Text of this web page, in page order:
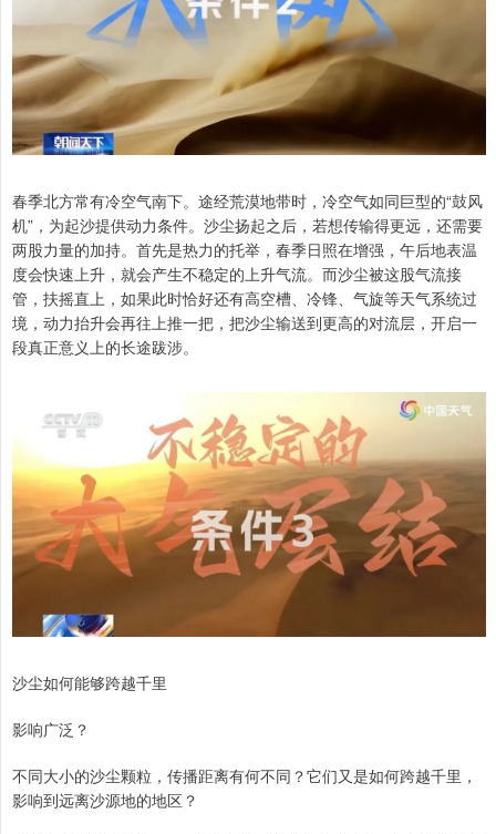
春季北方常有冷空气南下。途经荒漠地带时，冷空气如同巨型的“鼓风
机”，为起沙提供动力条件。沙尘扬起之后，若想传输得更远，还需要
两股力量的加持。首先是热力的托举，春季日照在增强，午后地表温
度会快速上升，就会产生不稳定的上升气流。而沙尘被这股气流接
管，扶摇直上，如果此时恰好还有高空槽、冷锋、气旋等天气系统过
境，动力抬升会再往上推一把，把沙尘输送到更高的对流层，开启一
段真正意义上的长途跋涉。
沙尘如何能够跨越千里
影响广泛？
不同大小的沙尘颗粒，传播距离有何不同？它们又是如何跨越千里，
影响到远离沙源地的地区？